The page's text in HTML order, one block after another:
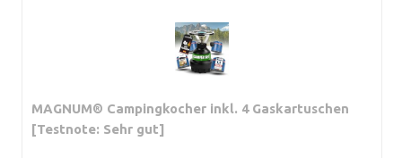
MAGNUM® Campingkocher inkl. 4 Gaskartuschen
[Testnote: Sehr gut]